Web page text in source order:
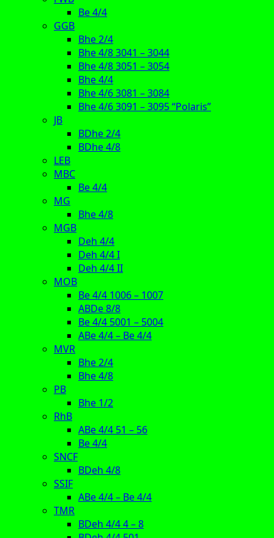
Be 4/4
GGB
Bhe 2/4
Bhe 4/8 3041 – 3044
Bhe 4/8 3051 – 3054
Bhe 4/4
Bhe 4/6 3081 – 3084
Bhe 4/6 3091 – 3095 “Polaris”
JB
BDhe 2/4
BDhe 4/8
LEB
MBC
Be 4/4
MG
Bhe 4/8
MGB
Deh 4/4
Deh 4/4 I
Deh 4/4 II
MOB
Be 4/4 1006 – 1007
ABDe 8/8
Be 4/4 5001 – 5004
ABe 4/4 – Be 4/4
MVR
Bhe 2/4
Bhe 4/8
PB
Bhe 1/2
RhB
ABe 4/4 51 – 56
Be 4/4
SNCF
BDeh 4/8
SSIF
ABe 4/4 – Be 4/4
TMR
BDeh 4/4 4 – 8